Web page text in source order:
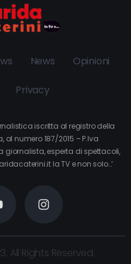
News Opinioni
Privacy
iscritta al registro della
numero 187/2015 – P.Iva
giornalista, esperta di spettacoli,
la TV e non solo…’
All Rights Reserved.